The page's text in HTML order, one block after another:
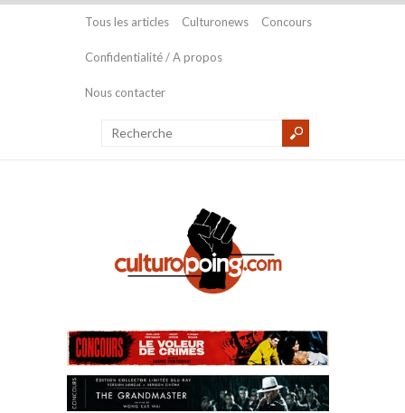
Tous les articles Culturonews Concours
Confidentialité / A propos
Nous contacter